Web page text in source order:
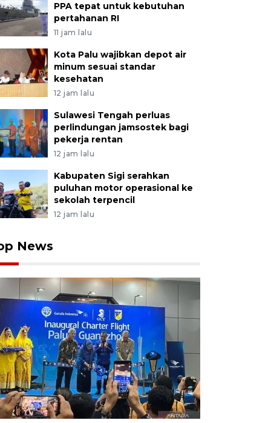
PPA tepat untuk kebutuhan
pertahanan RI
11 jam lalu
Kota Palu wajibkan depot air
minum sesuai standar
kesehatan
12 jam lalu
Sulawesi Tengah perluas
perlindungan jamsostek bagi
pekerja rentan
12 jam lalu
Kabupaten Sigi serahkan
puluhan motor operasional ke
sekolah terpencil
12 jam lalu
News